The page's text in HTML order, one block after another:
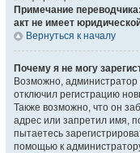
Примечание
акт не имеет
Вернуться к началу
Почему я не могу
Возможно,
отключил регистрацию
Также возможно, что он
адрес или запретил имя,
пытаетесь
помощью к